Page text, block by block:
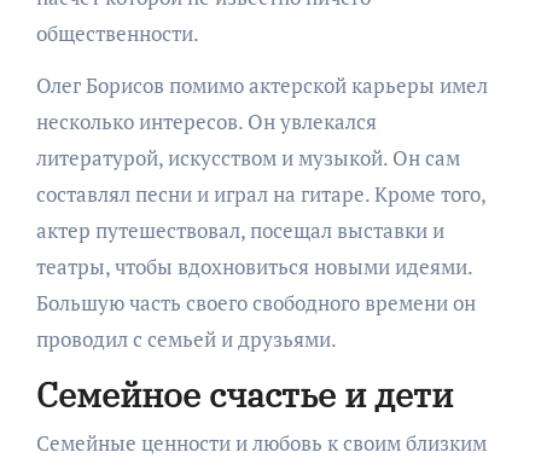
общественности.
Олег Борисов помимо актерской карьеры имел
несколько интересов. Он увлекался
литературой, искусством и музыкой. Он сам
составлял песни и играл на гитаре. Кроме того,
актер путешествовал, посещал выставки и
театры, чтобы вдохновиться новыми идеями.
Большую часть своего свободного времени он
проводил с семьей и друзьями.
Семейное счастье и дети
Семейные ценности и любовь к своим близким